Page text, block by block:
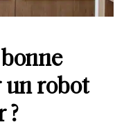
un robot
?